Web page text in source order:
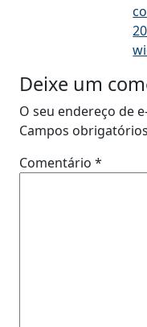
Deixe um
O seu endereço de
Campos
Comentário *